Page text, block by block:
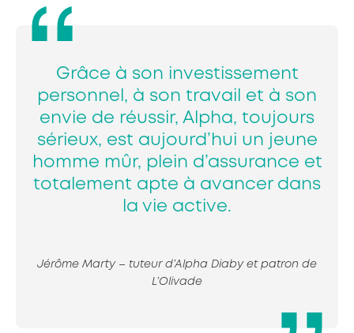
Grâce à son investissement
personnel, à son travail et à son
envie de réussir, Alpha, toujours
sérieux, est aujourd’hui un jeune
homme mûr, plein d’assurance et
totalement apte à avancer dans
la vie active.
Jérôme Marty – tuteur d’Alpha Diaby et patron de
L’Olivade